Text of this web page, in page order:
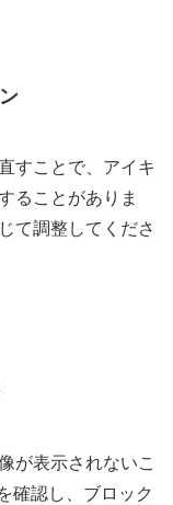
すことで、アイキ
ることがありま
て調整してくださ
が表示されないこ
確認し、ブロック